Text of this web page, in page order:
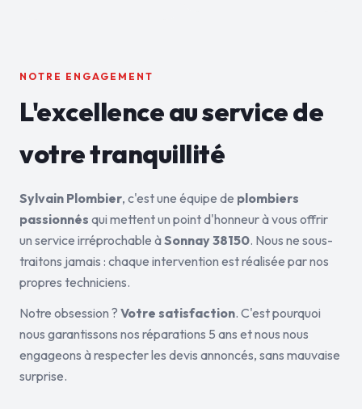
NOTRE ENGAGEMENT
L'excellence au service de
votre tranquillité
Sylvain Plombier, c'est une équipe de plombiers
passionnés qui mettent un point d'honneur à vous offrir
un service irréprochable àSonnay 38150. Nous ne sous-
traitons jamais : chaque intervention est réalisée par nos
propres techniciens.
Notre obsession ? Votre satisfaction. C'est pourquoi
nous garantissons nos réparations 5 ans et nous nous
engageons à respecter les devis annoncés, sans mauvaise
surprise.